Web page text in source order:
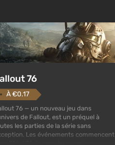
76
À €0.17
76 — un nouveau jeu dans
de Fallout, est un préquel à
les parties de la série sans
Les événements commencent